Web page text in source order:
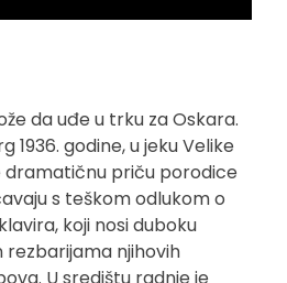
da uđe u trku za Oskara.
1936. godine, u jeku Velike
dramatičnu priču porodice
s teškom odlukom o
koji nosi duboku
rezbarijama njihovih
U središtu radnje je